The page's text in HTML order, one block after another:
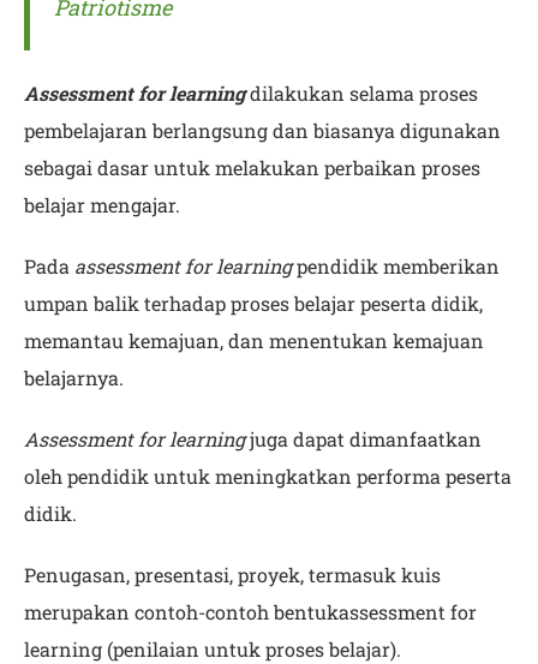
Patriotisme
Assessment for learningdilakukan selama proses
pembelajaran berlangsung dan biasanya digunakan
sebagai dasar untuk melakukan perbaikan proses
belajar mengajar.
Pada assessment for learningpendidik memberikan
umpan balik terhadap proses belajar peserta didik,
memantau kemajuan, dan menentukan kemajuan
belajarnya.
Assessment for learningjuga dapat dimanfaatkan
oleh pendidik untuk meningkatkan performa peserta
didik.
Penugasan, presentasi, proyek, termasuk kuis
merupakan contoh-contoh bentukassessment for
learning (penilaian untuk proses belajar).